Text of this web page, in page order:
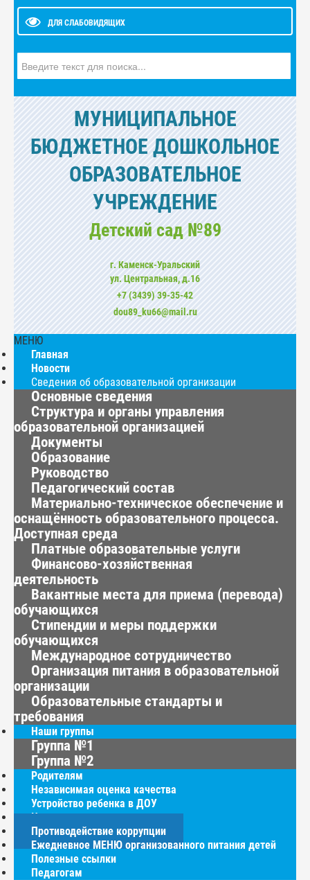
ДЛЯ СЛАБОВИДЯЩИХ
МУНИЦИПАЛЬНОЕ
БЮДЖЕТНОЕ ДОШКОЛЬНОЕ
ОБРАЗОВАТЕЛЬНОЕ
УЧРЕЖДЕНИЕ
Детский сад №89
г. Каменск-Уральский
ул. Центральная, д.16
+7 (3439) 39-35-42
dou89_ku66@mail.ru
МЕНЮ
Главная
Новости
Сведения об образовательной организации
Основные сведения
Структура и органы управления
образовательной организацией
Документы
Образование
Руководство
Педагогический состав
Материально-техническое обеспечение и
оснащённость образовательного процесса.
Доступная среда
Платные образовательные услуги
Финансово-хозяйственная
деятельность
Вакантные места для приема (перевода)
обучающихся
Стипендии и меры поддержки
обучающихся
Международное сотрудничество
Организация питания в образовательной
организации
Образовательные стандарты и
требования
Наши группы
Группа №1
Группа №2
Родителям
Независимая оценка качества
Устройство ребенка в ДОУ
Часто задаваемые вопросы
Противодействие коррупции
Ежедневное МЕНЮ организованного питания детей
Полезные ссылки
Педагогам